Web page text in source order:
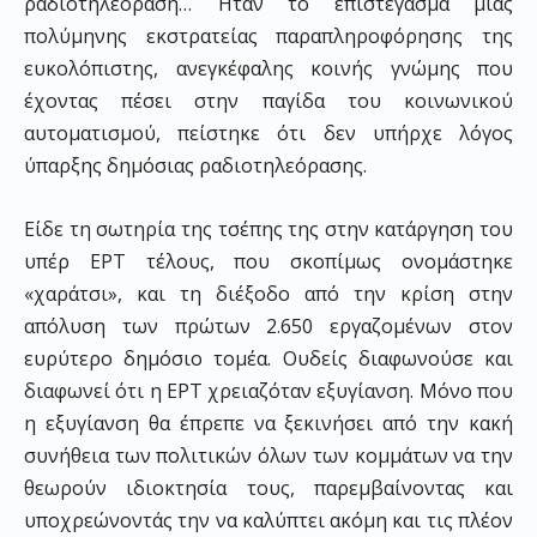
πολύμηνης εκστρατείας παραπληροφόρησης της
ευκολόπιστης, ανεγκέφαλης κοινής γνώμης που
έχοντας πέσει στην παγίδα του κοινωνικού
αυτοματισμού, πείστηκε ότι δεν υπήρχε λόγος
ύπαρξης δημόσιας ραδιοτηλεόρασης.
Είδε τη σωτηρία της τσέπης της στην κατάργηση του
υπέρ ΕΡΤ τέλους, που σκοπίμως ονομάστηκε
«χαράτσι», και τη διέξοδο από την κρίση στην
απόλυση των πρώτων 2.650 εργαζομένων στον
ευρύτερο δημόσιο τομέα. Ουδείς διαφωνούσε και
διαφωνεί ότι η ΕΡΤ χρειαζόταν εξυγίανση. Μόνο που
η εξυγίανση θα έπρεπε να ξεκινήσει από την κακή
συνήθεια των πολιτικών όλων των κομμάτων να την
θεωρούν ιδιοκτησία τους, παρεμβαίνοντας και
υποχρεώνοντάς την να καλύπτει ακόμη και τις πλέον